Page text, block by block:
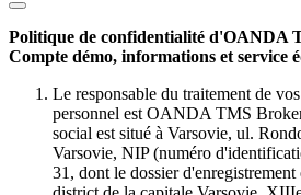
Politique de confidentialité d'OANDA
Compte démo, informations et service
Le responsable du traitement de
personnel est OANDA TMS
social est situé à Varsovie, ul.
Varsovie, NIP (numéro
31, dont le dossier